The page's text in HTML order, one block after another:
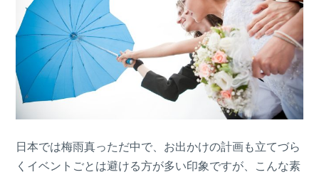
日本では梅雨真っただ中で、お出かけの計画も立てづら
くイベントごとは避ける方が多い印象ですが、こんな素